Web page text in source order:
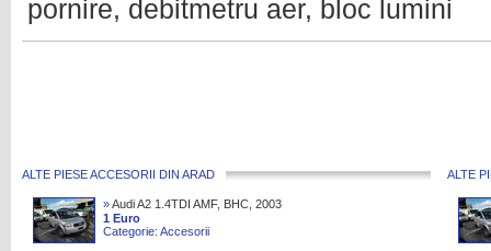
pornire, debitmetru aer, bloc lumini
ALTE PIESE ACCESORII DIN ARAD
»Audi A2 1.4TDI AMF, BHC, 2003
1 Euro
Categorie: Accesorii
ALTE